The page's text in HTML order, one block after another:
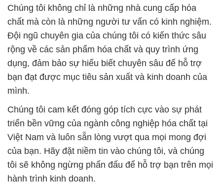
Chúng tôi không chỉ là những nhà cung cấp hóa
chất mà còn là những người tư vấn có kinh nghiệm.
Đội ngũ chuyên gia của chúng tôi có kiến thức sâu
rộng về các sản phẩm hóa chất và quy trình ứng
dụng, đảm bảo sự hiểu biết chuyên sâu để hỗ trợ
bạn đạt được mục tiêu sản xuất và kinh doanh của
mình.
Chúng tôi cam kết đóng góp tích cực vào sự phát
triển bền vững của ngành công nghiệp hóa chất tại
Việt Nam và luôn sẵn lòng vượt qua mọi mong đợi
của bạn. Hãy đặt niềm tin vào chúng tôi, và chúng
tôi sẽ không ngừng phấn đấu để hỗ trợ bạn trên mọi
hành trình kinh doanh.